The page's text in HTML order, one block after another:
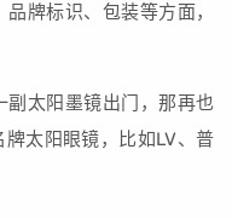
牌标识、包装等方面，
副太阳墨镜出门，那再也
太阳眼镜，比如LV、普